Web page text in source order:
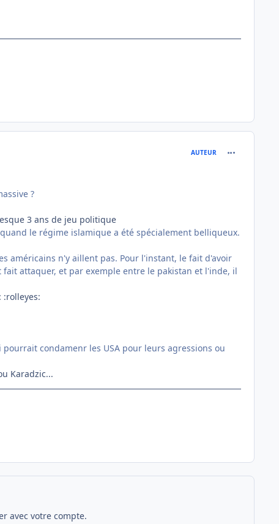
AUTEUR
?
3 ans de jeu politique
le régime islamique a été spécialement belliqueux.
américains n'y aillent pas. Pour l'instant, le fait d'avoir
attaquer, et par exemple entre le pakistan et l'inde, il
condamenr les USA pour leurs agressions ou
Karadzic...
avec votre compte.